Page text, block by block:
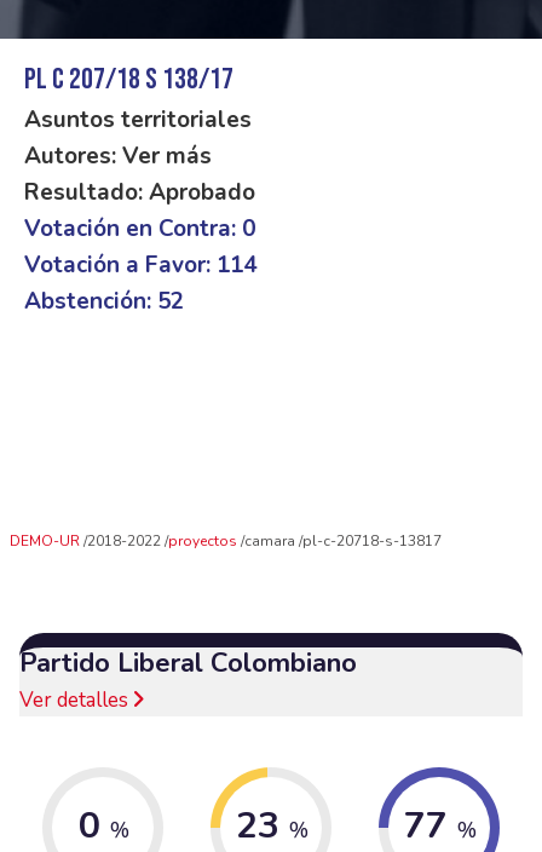
PL C 207/18 S 138/17
Asuntos territoriales
Autores: Ver más
Resultado: Aprobado
Votación en Contra: 0
Votación a Favor: 114
Abstención: 52
DEMO-UR 2018-2022 proyectos camara pl-c-20718-s-13817
Partido Liberal Colombiano
Ver detalles
0 % 23 % 77 %